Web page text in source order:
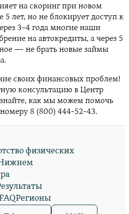
на скоринг при новом
5 лет, но не блокирует доступ к
3–4 года многие наши
на автокредиты, а через 5
— не брать новые займы
своих финансовых проблем!
консультацию в Центр
как мы можем помочь
8 (800) 444-52-43.
физических
Нижнем
Регионы